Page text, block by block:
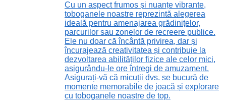
Cu un aspect frumos și nuanțe vibrante,
toboganele noastre reprezintă alegerea
ideală pentru amenajarea grădinițelor,
parcurilor sau zonelor de recreere publice.
Ele nu doar că încântă privirea, dar și
încurajează creativitatea și contribuie la
dezvoltarea abilităților fizice ale celor mici,
asigurându-le ore întregi de amuzament.
Asigurați-vă că micuții dvs. se bucură de
momente memorabile de joacă și explorare
cu toboganele noastre de top.